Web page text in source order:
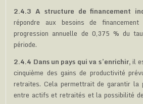
2.4.3 A structure de financement
répondre aux besoins de
progression annuelle de 0,375 % du
période.
2.4.4 Dans un pays qui va s’enrichir,il
cinquième des gains de productivité
retraites. Cela permettrait de garantir la
entre actifs et retraités et la possibilité